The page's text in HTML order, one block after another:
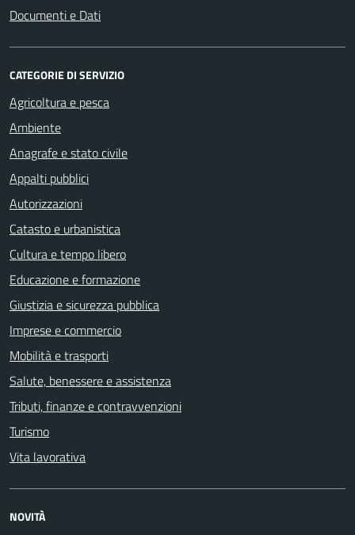
Documenti e Dati
CATEGORIE DI SERVIZIO
Agricoltura e pesca
Ambiente
Anagrafe e stato civile
Appalti pubblici
Autorizzazioni
Catasto e urbanistica
Cultura e tempo libero
Educazione e formazione
Giustizia e sicurezza pubblica
Imprese e commercio
Mobilità e trasporti
Salute, benessere e assistenza
Tributi, finanze e contravvenzioni
Turismo
Vita lavorativa
NOVITÀ